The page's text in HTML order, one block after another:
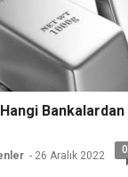
Bankalardan
- 26 Aralık 2022 0